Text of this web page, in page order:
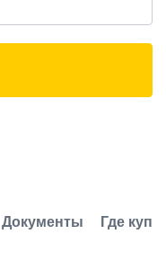
Документы Где